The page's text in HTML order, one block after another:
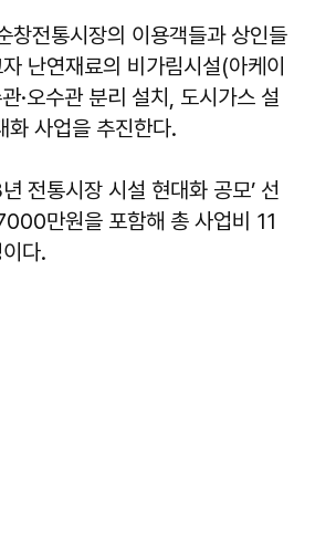
창전통시장의 이용객들과 상인들
난연재료의 비가림시설(아케이
·오수관 분리 설치, 도시가스 설
사업을 추진한다.
전통시장 시설 현대화 공모’ 선
만원을 포함해 총 사업비 11
다.